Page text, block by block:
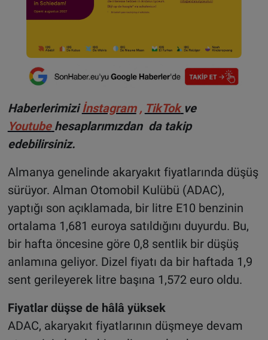
Haberlerimiziİnstagram , TikTok ve
Youtube hesaplarımızdan da takip
edebilirsiniz.
Almanya genelinde akaryakıt fiyatlarında düşüş
sürüyor. Alman Otomobil Kulübü (ADAC),
yaptığı son açıklamada, bir litre E10 benzinin
ortalama 1,681 euroya satıldığını duyurdu. Bu,
bir hafta öncesine göre 0,8 sentlik bir düşüş
anlamına geliyor. Dizel fiyatı da bir haftada 1,9
sent gerileyerek litre başına 1,572 euro oldu.
Fiyatlar düşse de hâlâ yüksek
ADAC, akaryakıt fiyatlarının düşmeye devam